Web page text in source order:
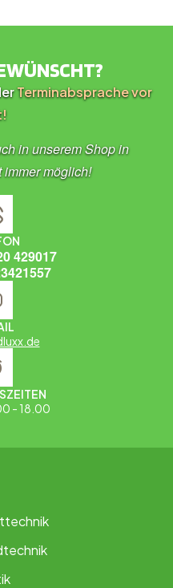
Terminabsprache vor
in unserem Shop in
möglich!
429017
- 18.00